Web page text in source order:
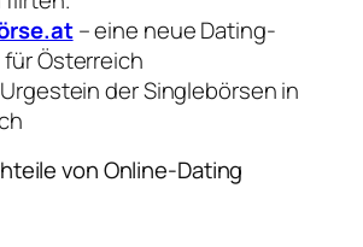
– eine neue Dating-
Österreich
der Singlebörsen in
von Online-Dating